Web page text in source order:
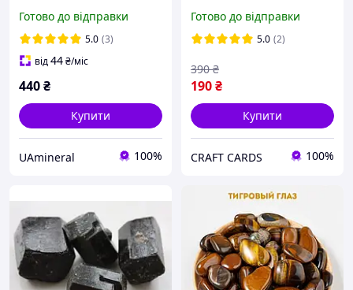
Готово до відправки
5.0 (3)
від44₴/міс
440₴
Купити
UAmineral 100%
Готово до відправки
5.0 (2)
190₴
390 ₴
Купити
CRAFT CARDS 100%